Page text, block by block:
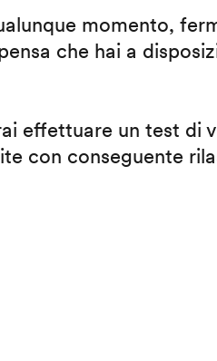
momento,
che hai a
effettuare un test di
con conseguente